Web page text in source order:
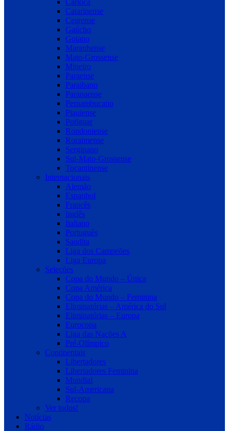
Catarinense
Cearense
Gaúcho
Goiano
Maranhense
Mato-Grossense
Mineiro
Paraense
Paraibano
Paranaense
Pernambucano
Piauiense
Potiguar
Rondoniense
Roraimense
Sergipano
Sul-Mato-Grossense
Tocantinense
Internacionais
Alemão
Espanhol
Francês
Inglês
Italiano
Português
Saudita
Liga dos Campeões
Liga Europa
Seleções
Copa do Mundo – Única
Copa América
Copa do Mundo – Feminina
Eliminatórias – América do Sul
Eliminatórias – Europa
Eurocopa
Liga das Nações A
Pré-Olímpico
Continentais
Libertadores
Libertadores Feminina
Mundial
Sul-Americana
Recopa
Ver todos!
Notícias
Rádio